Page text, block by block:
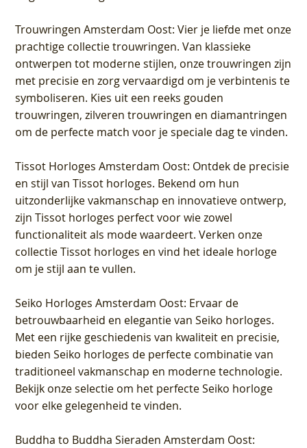
Trouwringen Amsterdam Oost: Vier je liefde met onze
prachtige collectie trouwringen. Van klassieke
ontwerpen tot moderne stijlen, onze trouwringen zijn
met precisie en zorg vervaardigd om je verbintenis te
symboliseren. Kies uit een reeks gouden
trouwringen, zilveren trouwringen en diamantringen
om de perfecte match voor je speciale dag te vinden.
Tissot Horloges Amsterdam Oost: Ontdek de precisie
en stijl van Tissot horloges. Bekend om hun
uitzonderlijke vakmanschap en innovatieve ontwerp,
zijn Tissot horloges perfect voor wie zowel
functionaliteit als mode waardeert. Verken onze
collectie Tissot horloges en vind het ideale horloge
om je stijl aan te vullen.
Seiko Horloges Amsterdam Oost: Ervaar de
betrouwbaarheid en elegantie van Seiko horloges.
Met een rijke geschiedenis van kwaliteit en precisie,
bieden Seiko horloges de perfecte combinatie van
traditioneel vakmanschap en moderne technologie.
Bekijk onze selectie om het perfecte Seiko horloge
voor elke gelegenheid te vinden.
Buddha to Buddha Sieraden Amsterdam Oost: